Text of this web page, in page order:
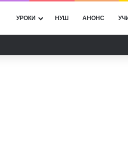
УРОКИ НУШ АНОНС